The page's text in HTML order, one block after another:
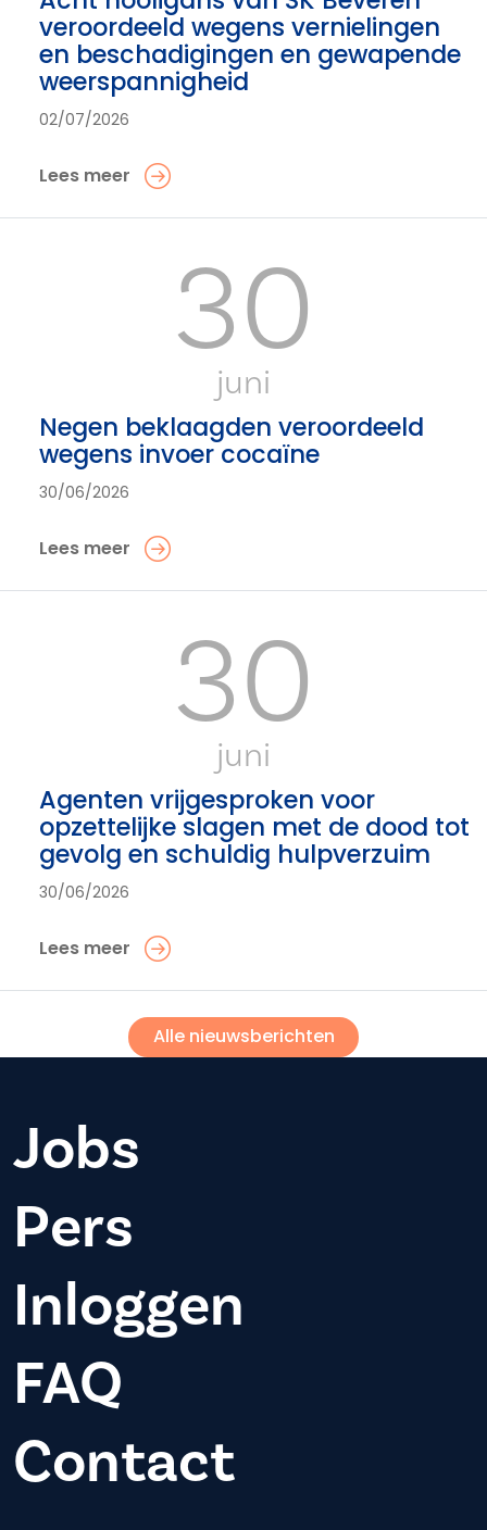
veroordeeld wegens vernielingen
en beschadigingen en gewapende
weerspannigheid
02/07/2026
Lees meer
30
juni
Negen beklaagden veroordeeld
wegens invoer cocaïne
30/06/2026
Lees meer
30
juni
Agenten vrijgesproken voor
opzettelijke slagen met de dood tot
gevolg en schuldig hulpverzuim
30/06/2026
Lees meer
Alle nieuwsberichten
Jobs
Pers
Inloggen
FAQ
Contact